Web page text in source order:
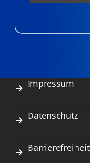
Impressum
Datenschutz
Barrierefreiheit